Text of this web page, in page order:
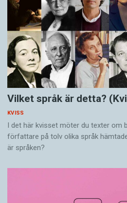
Vilket språk är detta?
KVISS
I det här kvisset möter du texter om
författare på tolv olika språk
är språken?